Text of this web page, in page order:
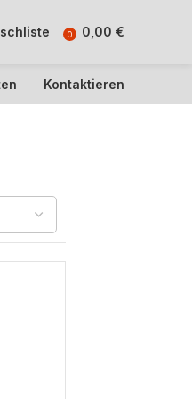
0 0,00 €
Kontaktieren